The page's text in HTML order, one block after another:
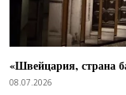
«Швейцария, страна
08.07.2026